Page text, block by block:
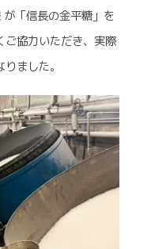
「信長の金平糖」を
ご協力いただき、実際
ました。